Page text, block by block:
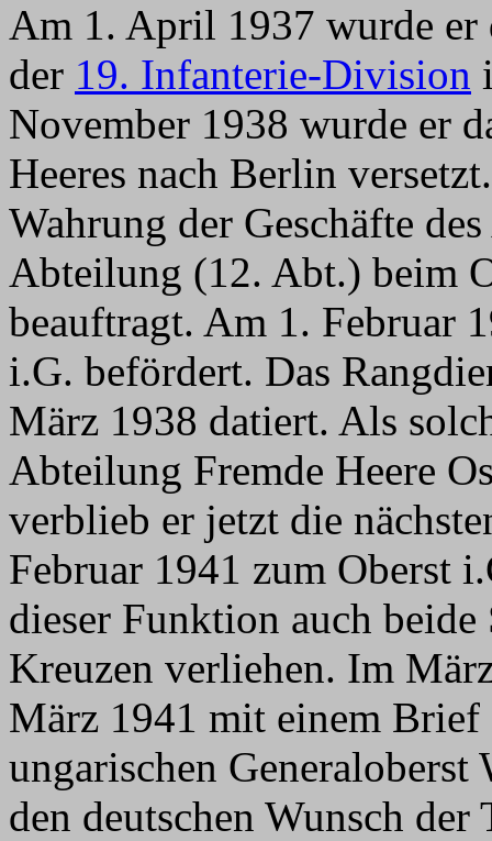
Am 1. April 1937 wurde er
der 19. Infanterie-Division
November 1938 wurde er
Heeres nach Berlin
Wahrung der Geschäfte
Abteilung (12. Abt.) beim
beauftragt. Am 1. Februar
i.G. befördert. Das
März 1938 datiert. Als
Abteilung Fremde Heere
verblieb er jetzt die
Februar 1941 zum Oberst
dieser Funktion auch beide
Kreuzen verliehen. Im
März 1941 mit einem
ungarischen
den deutschen Wunsch